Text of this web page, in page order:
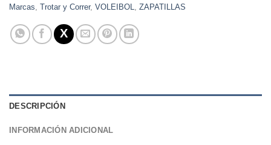
Marcas Trotar y Correr, VOLEIBOL ZAPATILLAS
DESCRIPCIÓN
INFORMACIÓN ADICIONAL